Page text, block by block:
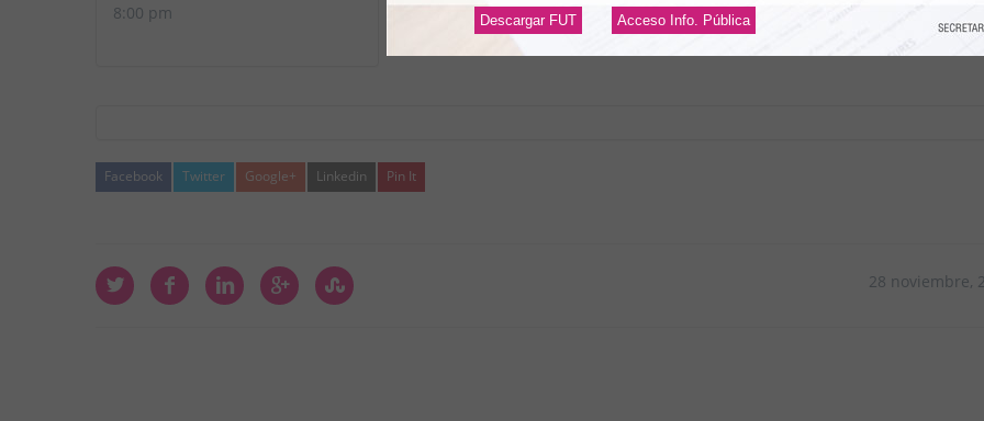
8:00 pm
Facebook Twitter Google+ Linkedin Pin It
28 noviembre,
Descargar FUT Acceso Info. Pública